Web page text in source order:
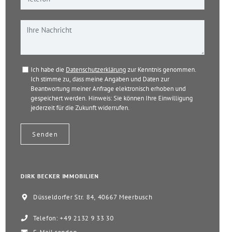
Ich habe die Datenschutzerklärung zur Kenntnis genommen.
Ich stimme zu, dass meine Angaben und Daten zur
Beantwortung meiner Anfrage elektronisch erhoben und
gespeichert werden. Hinweis: Sie können Ihre Einwilligung
jederzeit für die Zukunft widerrufen.
DIRK BECKER IMMOBILIEN
Düsseldorfer Str. 84, 40667 Meerbusch
Telefon: +49 2132 9 33 30